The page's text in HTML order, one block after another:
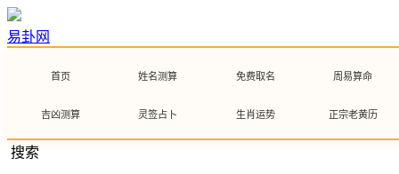
易卦网
首页 姓名测算 免费取名 周易算命
吉凶测算 灵签占卜 生肖运势 正宗老黄历
搜索